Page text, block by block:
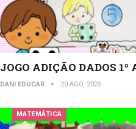
JOGO ADIÇÃO DADOS 1º
DANI EDUCAR 20 AGO, 2025
MATEMÁTICA